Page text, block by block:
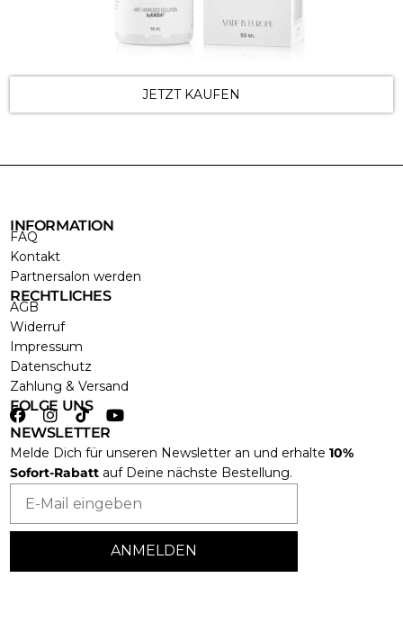
JETZT KAUFEN
INFORMATION
FAQ
Kontakt
Partnersalon werden
RECHTLICHES
AGB
Widerruf
Impressum
Datenschutz
Zahlung & Versand
FOLGE UNS
NEWSLETTER
Melde Dich für unseren Newsletter an und erhalte10%
Sofort-Rabatt auf Deine nächste Bestellung.
ANMELDEN